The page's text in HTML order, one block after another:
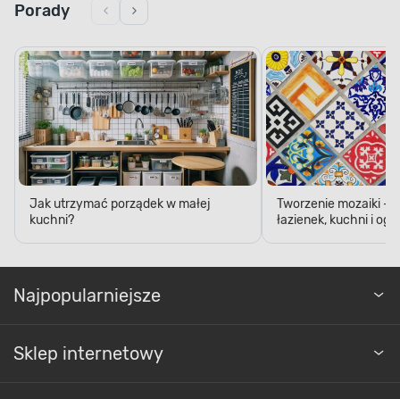
Porady
Jak utrzymać porządek w małej
kuchni?
Tworzenie mozaiki -
łazienek, kuchni i
Najpopularniejsze
Sklep internetowy